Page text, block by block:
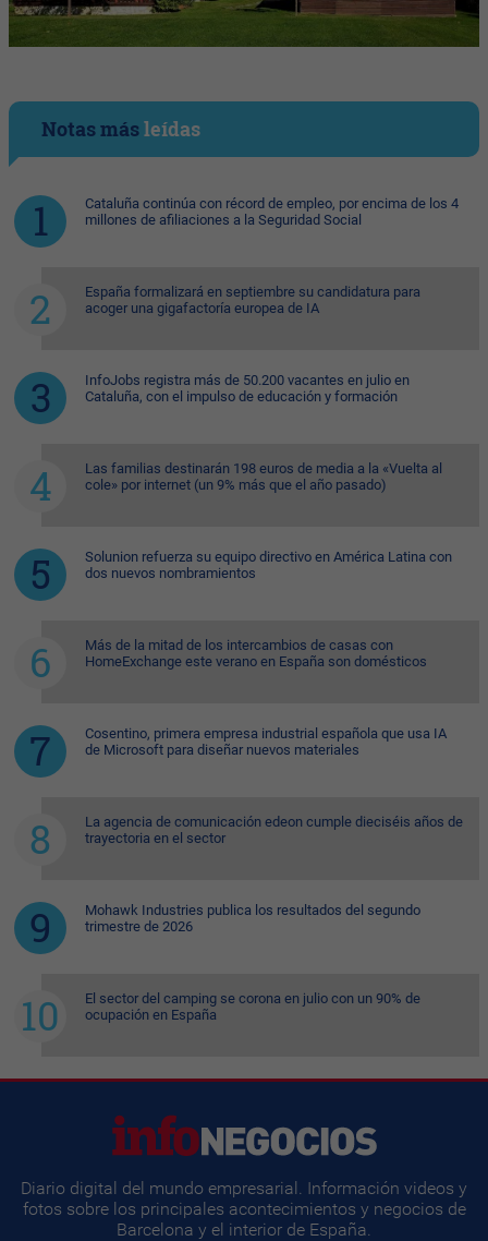
Notas másleídas
Cataluña continúa con récord de empleo, por encima de los 4
millones de afiliaciones a la Seguridad Social
España formalizará en septiembre su candidatura para
acoger una gigafactoría europea de IA
InfoJobs registra más de 50.200 vacantes en julio en
Cataluña, con el impulso de educación y formación
Las familias destinarán 198 euros de media a la «Vuelta al
cole» por internet (un 9% más que el año pasado)
Solunion refuerza su equipo directivo en América Latina con
dos nuevos nombramientos
Más de la mitad de los intercambios de casas con
HomeExchange este verano en España son domésticos
Cosentino, primera empresa industrial española que usa IA
de Microsoft para diseñar nuevos materiales
La agencia de comunicación edeon cumple dieciséis años de
trayectoria en el sector
Mohawk Industries publica los resultados del segundo
trimestre de 2026
El sector del camping se corona en julio con un 90% de
ocupación en España
Diario digital del mundo empresarial. Información videos y
fotos sobre los principales acontecimientos y negocios de
Barcelona y el interior de España.